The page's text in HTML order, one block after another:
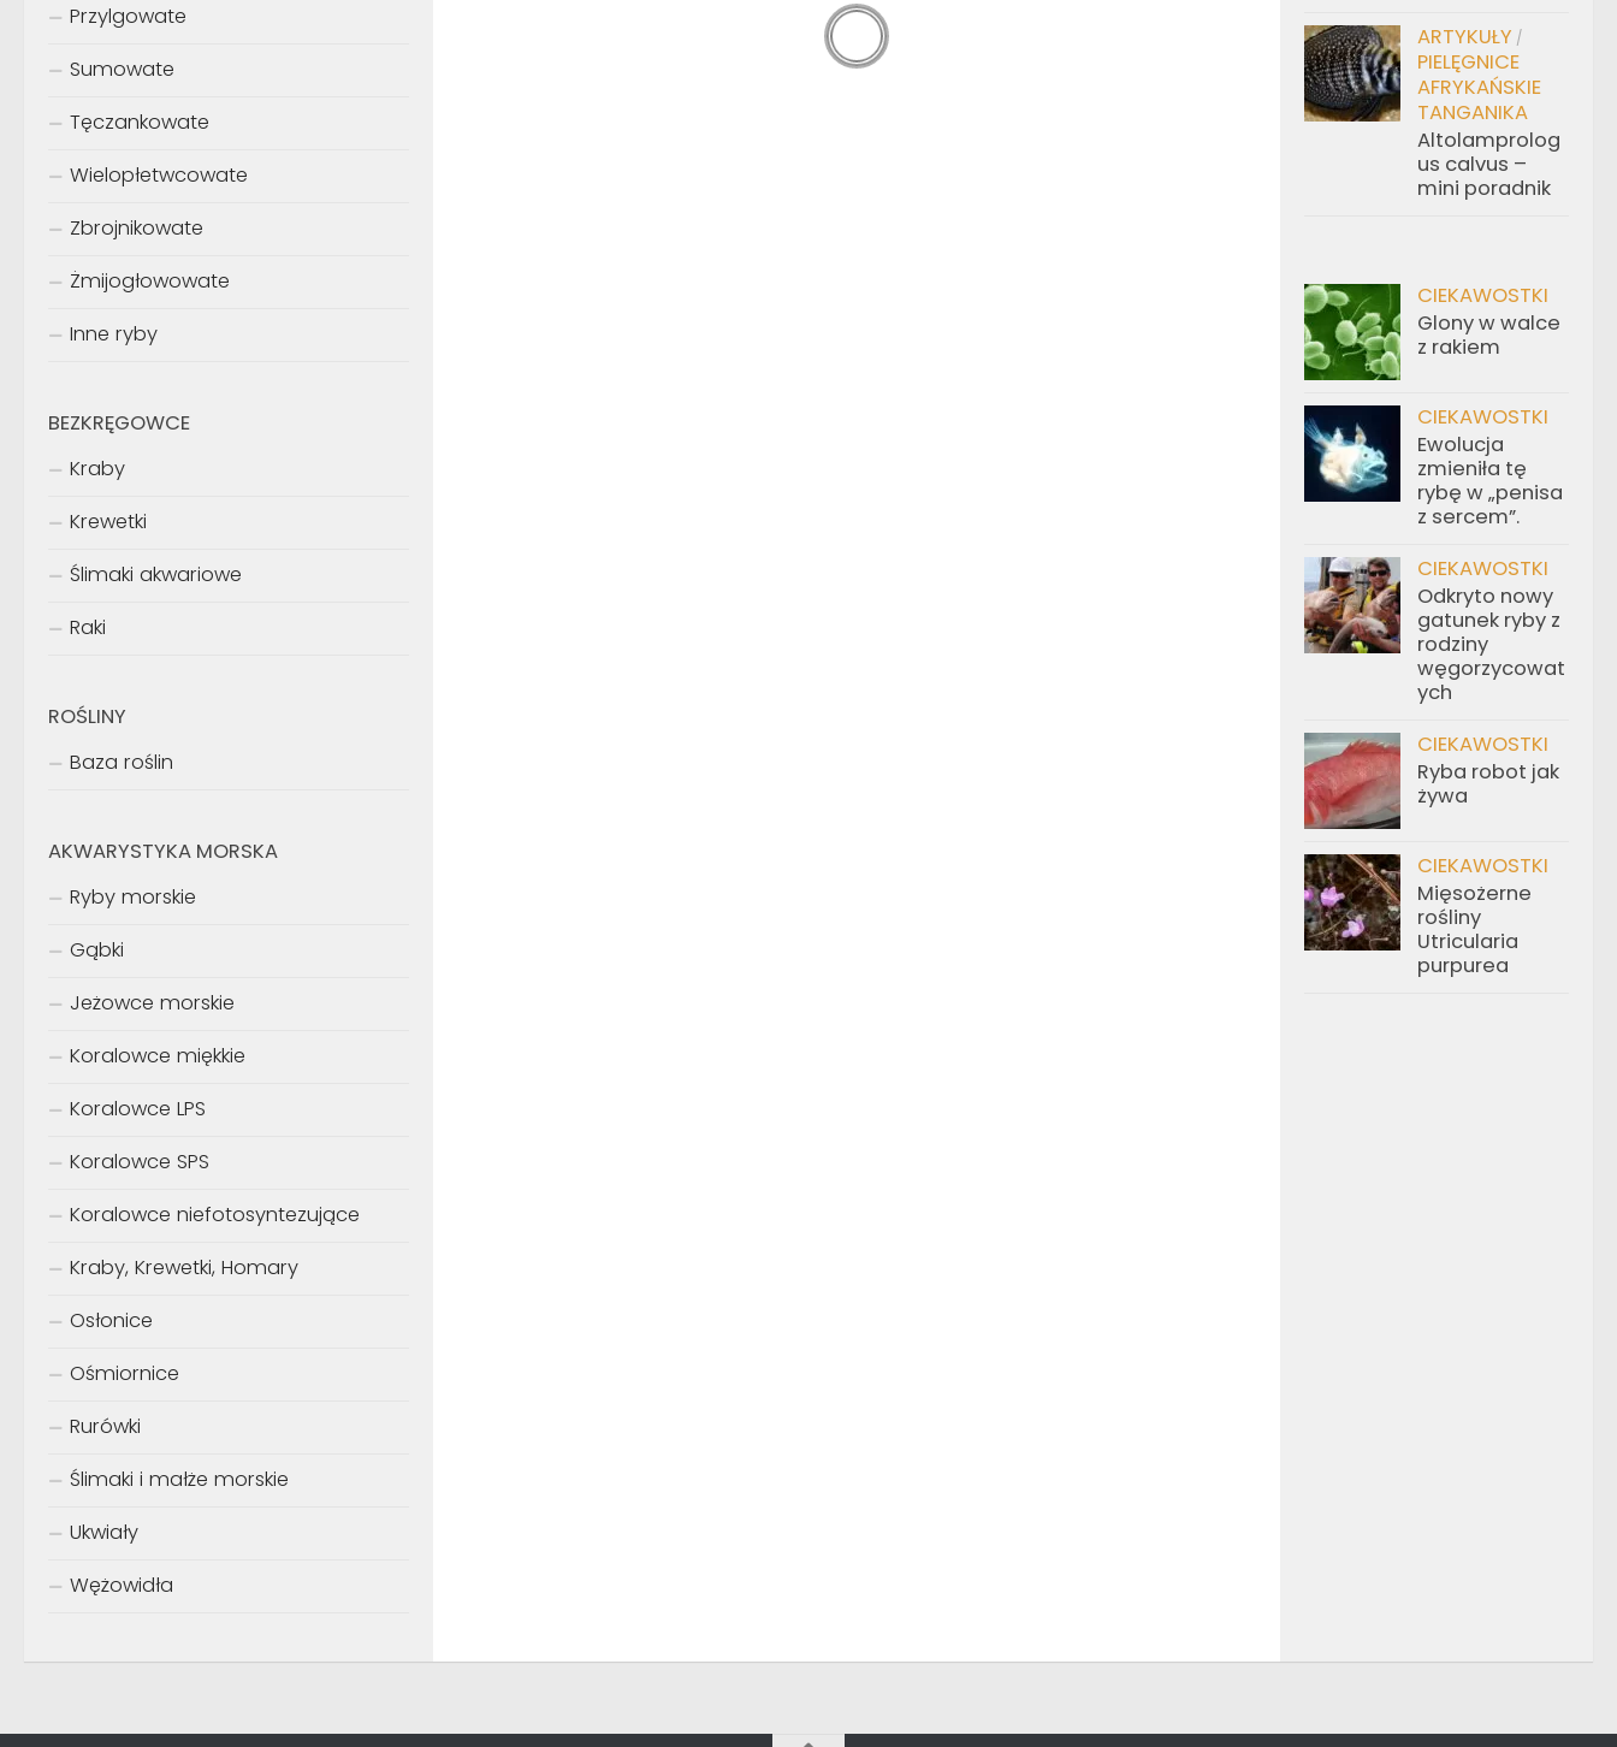
Przylgowate
Sumowate
Tęczankowate
Wielopłetwcowate
Zbrojnikowate
Żmijogłowowate
Inne ryby
BEZKRĘGOWCE
Kraby
Krewetki
Ślimaki akwariowe
Raki
ROŚLINY
Baza roślin
AKWARYSTYKA MORSKA
Ryby morskie
Gąbki
Jeżowce morskie
Koralowce miękkie
Koralowce LPS
Koralowce SPS
Koralowce niefotosyntezujące
Kraby, Krewetki, Homary
Osłonice
Ośmiornice
Rurówki
Ślimaki i małże morskie
Ukwiały
Wężowidła
ARTYKUŁY /
PIELĘGNICE
AFRYKAŃSKIE
TANGANIKA
Altolamprolog
us calvus –
mini poradnik
CIEKAWOSTKI
Glony w walce
z rakiem
CIEKAWOSTKI
Ewolucja
zmieniła tę
rybę w „penisa
z sercem”.
CIEKAWOSTKI
Odkryto nowy
gatunek ryby z
rodziny
węgorzycowat
ych
CIEKAWOSTKI
Ryba robot jak
żywa
CIEKAWOSTKI
Mięsożerne
rośliny
Utricularia
purpurea